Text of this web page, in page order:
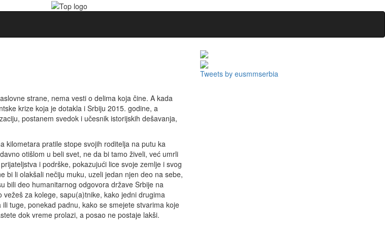
strane, nema vesti o delima koja čine. A kada
krize koja je dotakla i Srbiju 2015. godine, a
postanem svedok i učesnik istorijskih dešavanja,
kilometara pratile stope svojih roditelja na putu ka
otišlom u beli svet, ne da bi tamo živeli, već umrli
i podrške, pokazujući lice svoje zemlje i svog
bi li olakšali nečiju muku, uzeli jedan njen deo na sebe,
bili deo humanitarnog odgovora države Srbije na
za kolege, sapu(a)tnike, kako jedni drugima
tuge, ponekad padnu, kako se smejete stvarima koje
dok vreme prolazi, a posao ne postaje lakši.
Tweets by eusmmserbia